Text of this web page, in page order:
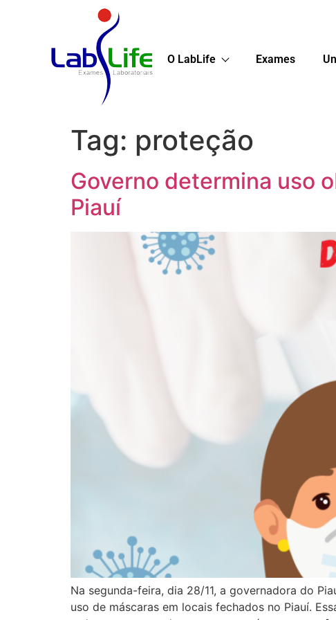
O LabLife Exames
Tag: proteção
Governo determina uso
Piauí
Na segunda-feira, dia 28/11, a governadora do
uso de máscaras em locais fechados no Piauí.